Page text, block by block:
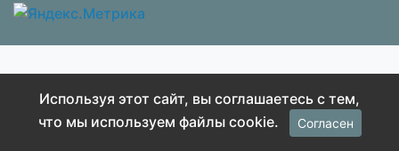
Используя этот сайт, вы соглашаетесь с тем,
что мы используем файлы cookie.
Согласен